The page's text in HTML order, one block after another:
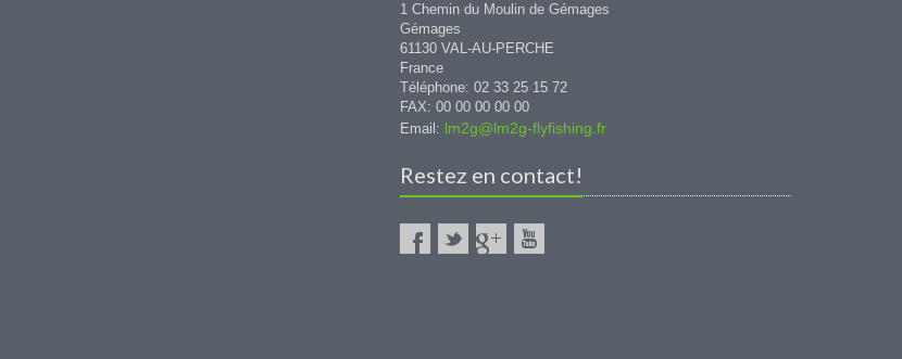
1 Chemin du Moulin de Gémages
Gémages
61130 VAL-AU-PERCHE
France
Téléphone: 02 33 25 15 72
FAX: 00 00 00 00 00
Email: lm2g@lm2g-flyfishing.fr
Restez en contact!